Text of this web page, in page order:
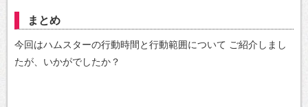
まとめ
今回はハムスターの行動時間と行動範囲について ご紹介しまし
たが、いかがでしたか？